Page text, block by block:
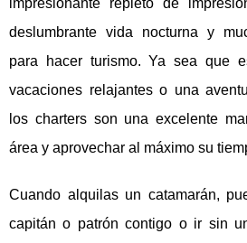
impresionante repleto de
deslumbrante vida nocturna y
para hacer turismo. Ya sea que
vacaciones relajantes o una
los charters son una excelente
área y aprovechar al máximo su
Cuando alquilas un catamarán,
capitán o patrón contigo o ir sin